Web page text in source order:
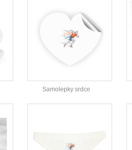
Samolepky srdce